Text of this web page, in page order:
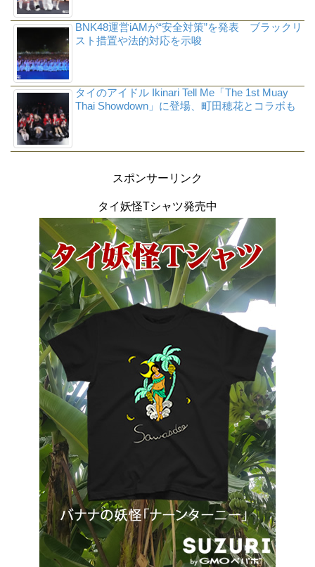
BNK48運営iAMが“安全対策”を発表 ブラックリ
スト措置や法的対応を示唆
タイのアイドル Ikinari Tell Me「The 1st Muay
Thai Showdown」に登場、町田穂花とコラボも
スポンサーリンク
タイ妖怪Tシャツ発売中